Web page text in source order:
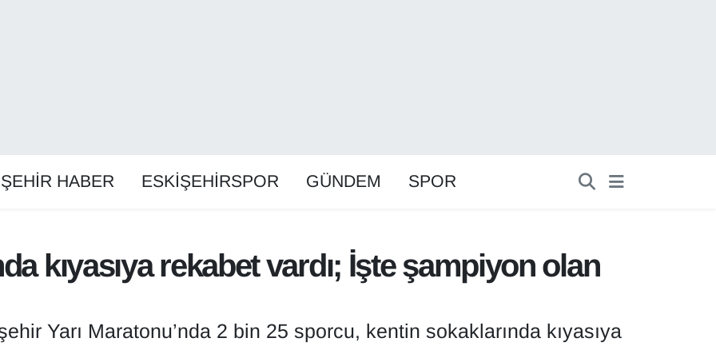
HABER ESKİŞEHİRSPOR GÜNDEM SPOR
kıyasıya rekabet vardı; İşte şampiyon olan
Yarı Maratonu’nda 2 bin 25 sporcu, kentin sokaklarında kıyasıya